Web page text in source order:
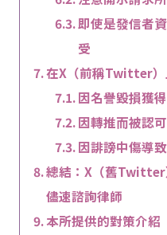
即使是發信者
受
在X（前稱Twitter）
因名譽毀損獲
因轉推而被認
因誹謗中傷導
總結：X（舊Twitter
儘速諮詢律師
本所提供的對策介紹